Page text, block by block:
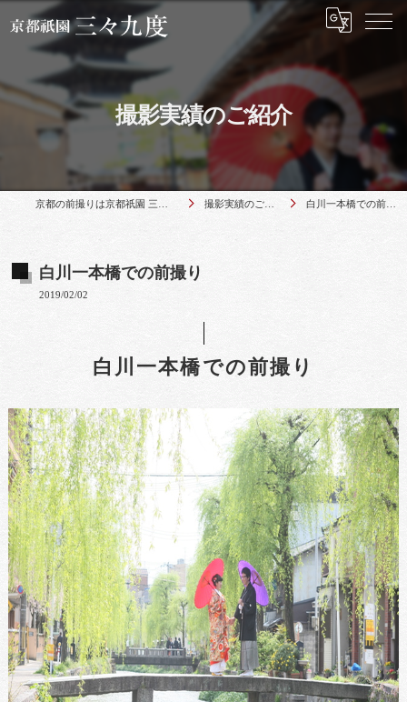
撮影実績のご紹介
撮影実績のご紹介 白川一本橋での前撮り
白川一本橋での前撮り
2019/02/02
白川一本橋での前撮り